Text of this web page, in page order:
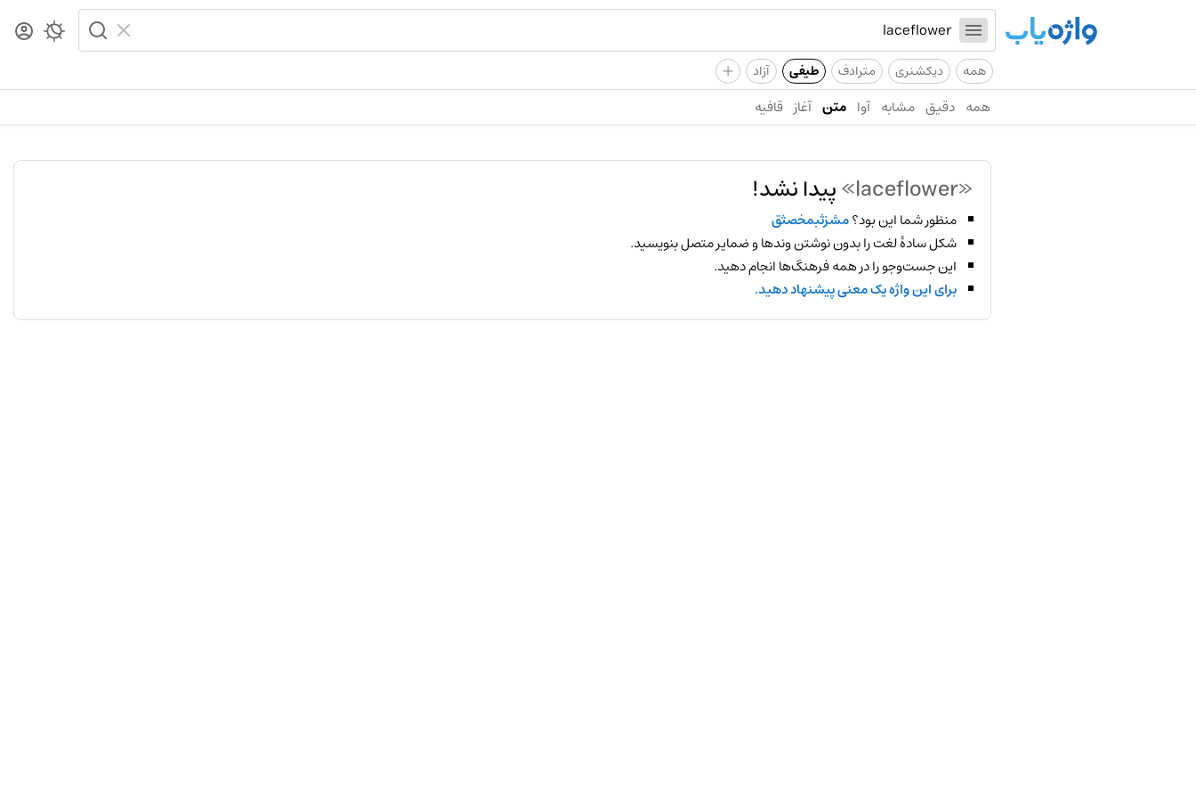
همه دیکشنری مترادف طیفی آزاد +
همه دقیق مشابه آوا متن آغاز قافیه
«laceflower» پیدا نشد!
منظور شما این بود؟مشزثبمخصثق
شکل سادهٔ لغت را بدون نوشتن وندها و ضمایر متصل بنویسید.
این جست‌وجو را در همه فرهنگ‌ها انجام دهید.
برای این واژه یک معنی پیشنهاد دهید.